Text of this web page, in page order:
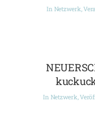
In Netzwerk,
In Netzwerk,